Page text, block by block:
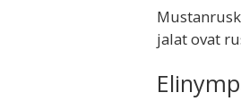
jalat ovat